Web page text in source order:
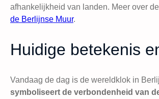
afhankelijkheid van landen. Meer over
de Berlijnse Muur.
Huidige betekenis
Vandaag de dag is de wereldklok in
symboliseert de verbondenheid van